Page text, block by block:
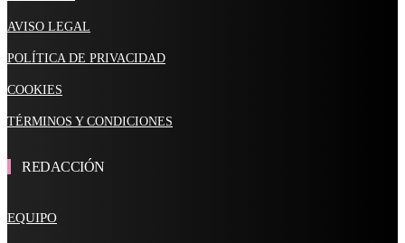
AVISO LEGAL
POLÍTICA DE PRIVACIDAD
COOKIES
TÉRMINOS Y CONDICIONES
REDACCIÓN
EQUIPO